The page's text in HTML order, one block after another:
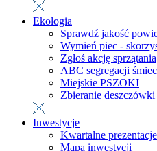
Ekologia
Sprawdź jakość
Wymień piec -
Zgłoś akcję sprzątania
ABC segregacji
Miejskie PSZOKI
Zbieranie deszczówki
Inwestycje
Kwartalne
Mapa inwestycji